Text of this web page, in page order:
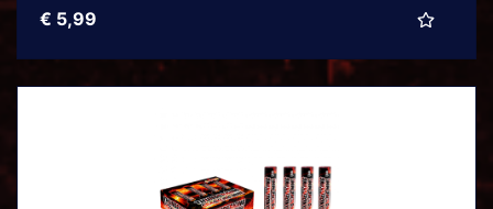
€ 5,99